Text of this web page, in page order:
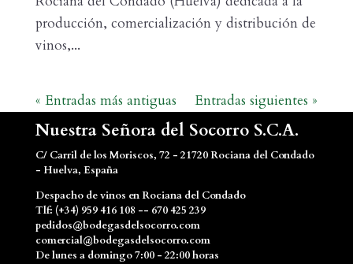
producción, comercialización y distribución de
vinos,...
« Entradas más antiguas Entradas siguientes »
Nuestra Señora del Socorro S.C.A.
C/ Carril de los Moriscos, 72 - 21720 Rociana del Condado
- Huelva, España
Despacho de vinos en Rociana del Condado
Tlf: (+34) 959 416 108 -- 670 425 239
pedidos@bodegasdelsocorro.com
comercial@bodegasdelsocorro.com
De lunes a domingo 7:00 - 22:00 horas